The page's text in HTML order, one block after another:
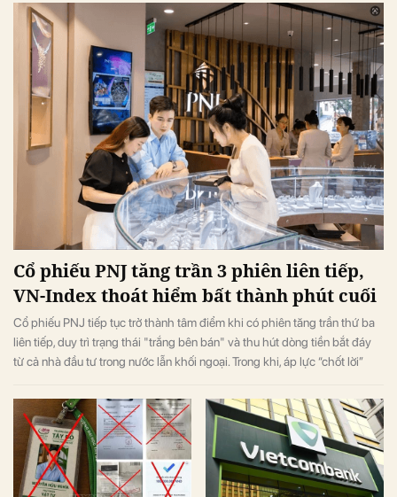
Cổ phiếu PNJ tăng trần 3 phiên liên tiếp,
VN-Index thoát hiểm bất thành phút cuối
Cổ phiếu PNJ tiếp tục trở thành tâm điểm khi có phiên tăng trần thứ ba
liên tiếp, duy trì trạng thái "trắng bên bán" và thu hút dòng tiền bắt đáy
từ cả nhà đầu tư trong nước lẫn khối ngoại. Trong khi, áp lực “chốt lời”